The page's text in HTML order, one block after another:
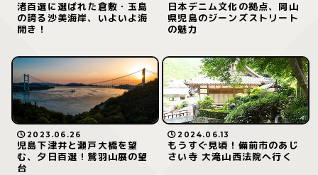
渚百選に選ばれた倉敷・玉島
の誇る沙美海岸、いよいよ海
開き！
日本デニム文化の拠点、岡山
県児島のジーンズストリート
の魅力
2023.06.26
児島下津井と瀬戸大橋を望
む、夕日百選！鷲羽山展の望
台
2024.06.13
もうすぐ見頃！備前市のあじ
さい寺 大滝山西法院へ行く